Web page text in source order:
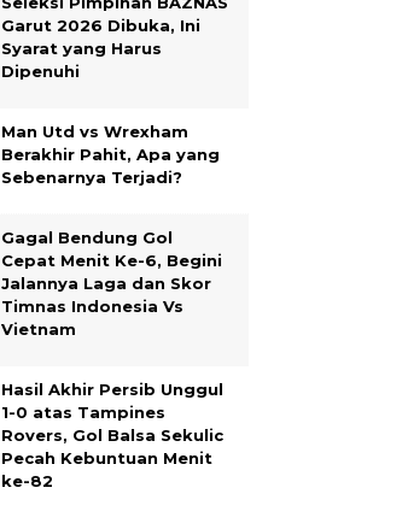
Garut 2026 Dibuka, Ini
Syarat yang Harus
Dipenuhi
Man Utd vs Wrexham
Berakhir Pahit, Apa yang
Sebenarnya Terjadi?
Gagal Bendung Gol
Cepat Menit Ke-6, Begini
Jalannya Laga dan Skor
Timnas Indonesia Vs
Vietnam
Hasil Akhir Persib Unggul
1-0 atas Tampines
Rovers, Gol Balsa Sekulic
Pecah Kebuntuan Menit
ke-82